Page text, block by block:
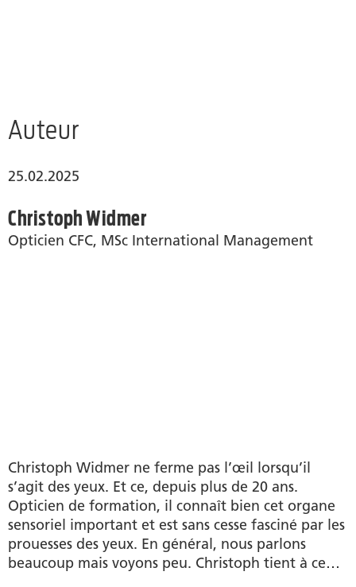
Auteur
25.02.2025
Christoph Widmer
Opticien CFC, MSc International Management
Christoph Widmer ne ferme pas l’œil lorsqu’il
s’agit des yeux. Et ce, depuis plus de 20 ans.
Opticien de formation, il connaît bien cet organe
sensoriel important et est sans cesse fasciné par les
prouesses des yeux. En général, nous parlons
beaucoup mais voyons peu. Christoph tient à ce